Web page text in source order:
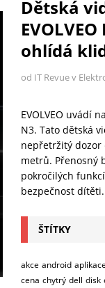
Dětská
ohlídá
od IT Revue v
EVOLVEO uvádí
N3. Tato dětská
nepřetržitý dozor
metrů. Přenosný
pokročilých
bezpečnost
ŠTÍTKY
akce android aplikace
cena chytrý dell disk